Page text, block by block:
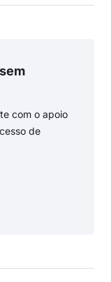
com o apoio
de